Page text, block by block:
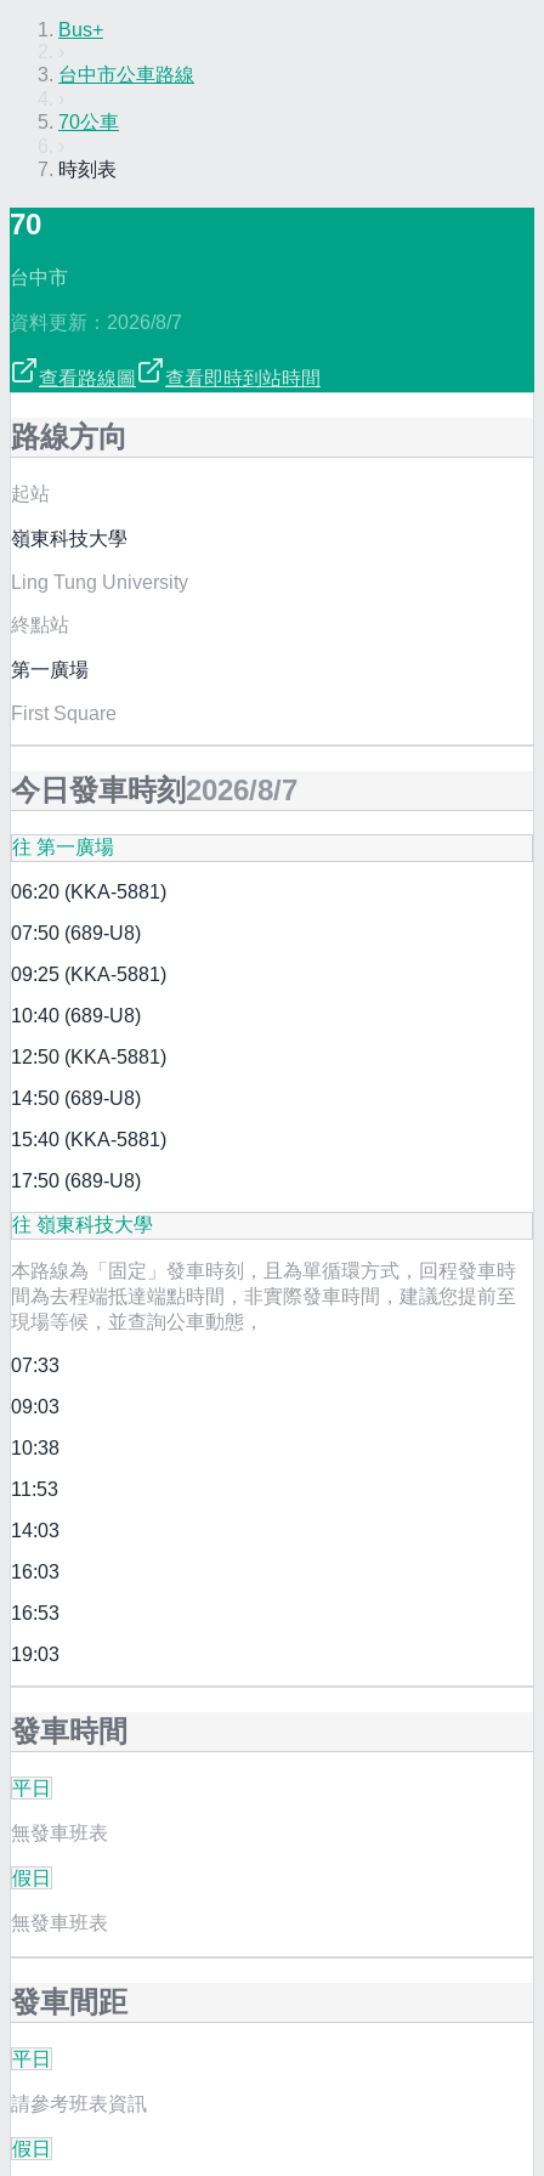
Bus+
台中市公車路線
70公車
時刻表
70
台中市
資料更新： 2026/8/7
查看路線圖 查看即時到站時間
路線方向
起站
嶺東科技大學
Ling Tung University
終點站
第一廣場
First Square
今日發車時刻 2026/8/7
往 第一廣場
06:20 (KKA-5881)
07:50 (689-U8)
09:25 (KKA-5881)
10:40 (689-U8)
12:50 (KKA-5881)
14:50 (689-U8)
15:40 (KKA-5881)
17:50 (689-U8)
往 嶺東科技大學
本路線為「固定」發車時刻，且為單循環方式，回程發車時
間為去程端抵達端點時間，非實際發車時間，建議您提前至
現場等候，並查詢公車動態，
07:33
09:03
10:38
11:53
14:03
16:03
16:53
19:03
發車時間
平日
無發車班表
假日
無發車班表
發車間距
平日
請參考班表資訊
假日